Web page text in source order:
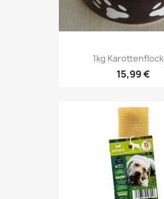
1kg
15,99 €